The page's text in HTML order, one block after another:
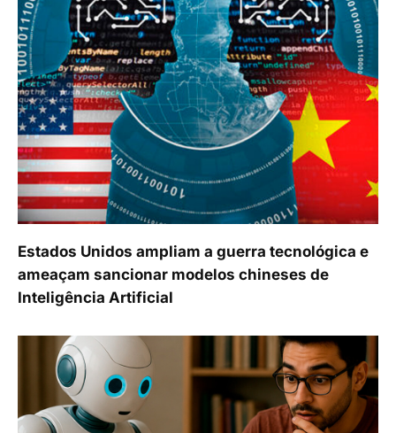
Estados Unidos ampliam a guerra tecnológica e
ameaçam sancionar modelos chineses de
Inteligência Artificial